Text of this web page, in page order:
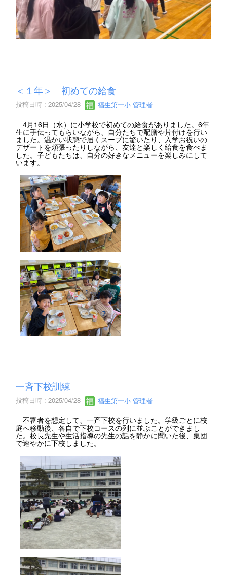
＜１年＞ 初めての給食
投稿日時 : 2025/04/28 福生第一小 管理者
4月16日（水）に小学校で初めての給食がありました。6年
生に手伝ってもらいながら、自分たちで配膳や片付けを行い
ました。温かい状態で届くスープに驚いたり、入学お祝いの
デザートを頬張ったりしながら、友達と楽しく給食を食べま
した。子どもたちは、自分の好きなメニューを楽しみにして
います。
一斉下校訓練
投稿日時 : 2025/04/28 福生第一小 管理者
不審者を想定して、一斉下校を行いました。学級ごとに校
庭へ移動後、各自で下校コースの列に並ぶことができまし
た。校長先生や生活指導の先生の話を静かに聞いた後、集団
で速やかに下校しました。